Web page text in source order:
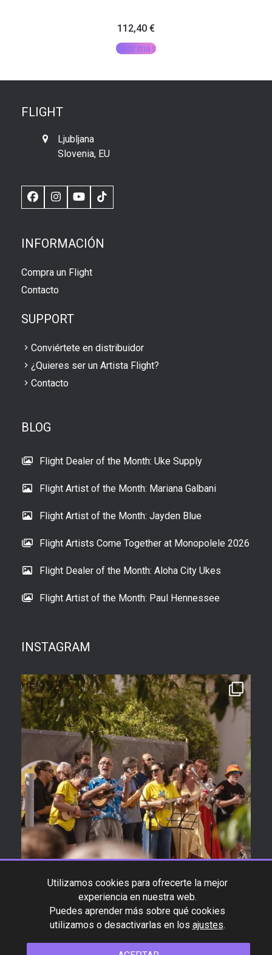
112,40 €
Leer más
FLIGHT
Ljubljana
Slovenia, EU
FacebookInstagram
YouTubeTikTok
INFORMACIÓN
Compra un Flight
Contacto
SUPPORT
Conviértete en distribuidor
¿Quieres ser un Artista Flight?
Contacto
BLOG
Flight Dealer of the Month: Uke Supply
Flight Artist of the Month: Mariana Galbani
Flight Artist of the Month: Jayden Blue
Flight Artists Come Together at Monopolele 2026
Flight Dealer of the Month: Aloha City Ukes
Flight Artist of the Month: Paul Hennessee
INSTAGRAM
Utilizamos cookies para ofrecerte la mejor
experiencia en nuestra web.
Puedes aprender más sobre qué cookies
utilizamos o desactivarlas en los ajustes.